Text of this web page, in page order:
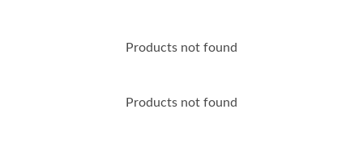
Products not found
Products not found